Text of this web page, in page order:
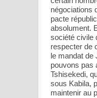
négociations
pacte
absolument.
société civile
respecter de
le mandat de
pouvons pas
Tshisekedi,
sous Kabila,
maintenir au